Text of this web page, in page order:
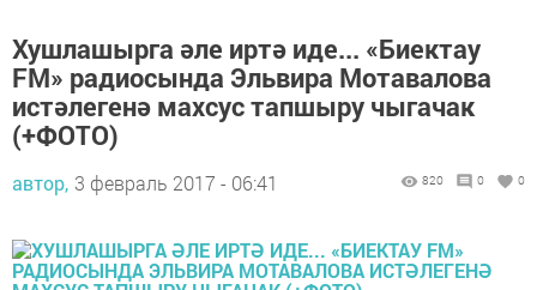
Хушлашырга әле иртә иде... «Биектау
FM» радиосында Эльвира Мотавалова
истәлегенә махсус тапшыру чыгачак
(+ФОТО)
автор, 3 февраль 2017 - 06:41 820 0 0